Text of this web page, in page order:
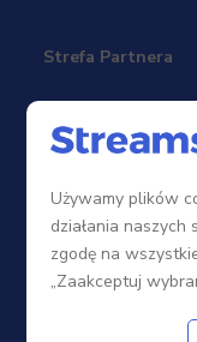
Strefa Partnera
Sieć sprzedaży
Szkolenia
Portal Partnera
Używamy plików
działania naszych
zgodę na
„Zaakceptuj